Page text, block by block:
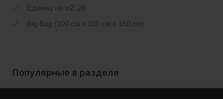
Единиц на м2: 28
Big Bag (100 см х 100 см х 160 см)
Популярные в разделе